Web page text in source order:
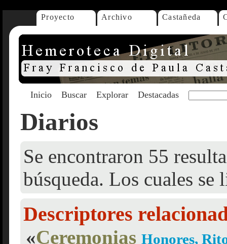
Proyecto Archivo Castañeda
Inicio Buscar Explorar Destacadas
Diarios
Se encontraron 55
búsqueda. Los cuales se
Descriptores
«Ceremonias Honores,